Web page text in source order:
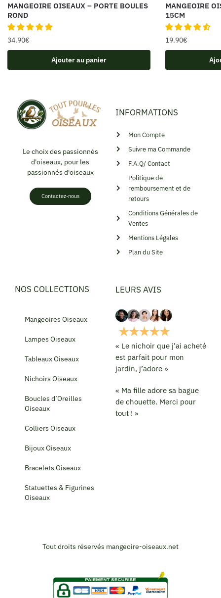
MANGEOIRE OISEAUX – PORTE BOULES
ROND
34.90€
Ajouter au panier
MANGEOIRE
15CM
19.90€
Le choix des passionnés
d'oiseaux, pour les
passionnés d'oiseaux
Contactez-nous
INFORMATIONS
Mon Compte
Suivre ma Commande
F.A.Q/ Contact
Politique de
remboursement et de
retours
Conditions Générales de
Ventes
Mentions Légales
Plan du Site
NOS COLLECTIONS
Mangeoires Oiseaux
Lampes Oiseaux
Tableaux Oiseaux
Nichoirs Oiseaux
Boucles d’Oreilles
Oiseaux
Colliers Oiseaux
Bijoux Oiseaux
Bracelets Oiseaux
Statuettes & Figurines
Oiseaux
LEURS AVIS
« Le nichoir que j’ai acheté
est parfait pour mon
jardin, j’adore »
« Ma fille adore sa bague
de chouette. Merci pour
tout ! »
Tout droits réservés mangeoire-oiseaux.net